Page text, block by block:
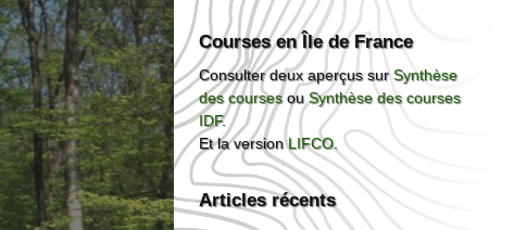
Courses en Île de France
Consulter deux aperçus surSynthèse
des coursesouSynthèse des courses
IDF.
Et la versionLIFCO.
Articles récents